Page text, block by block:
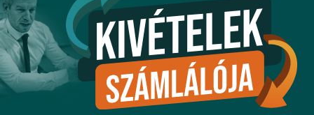
Átláthatósági nyilatkozat
Ugrás az oldal tetejére
Kövessen minket!